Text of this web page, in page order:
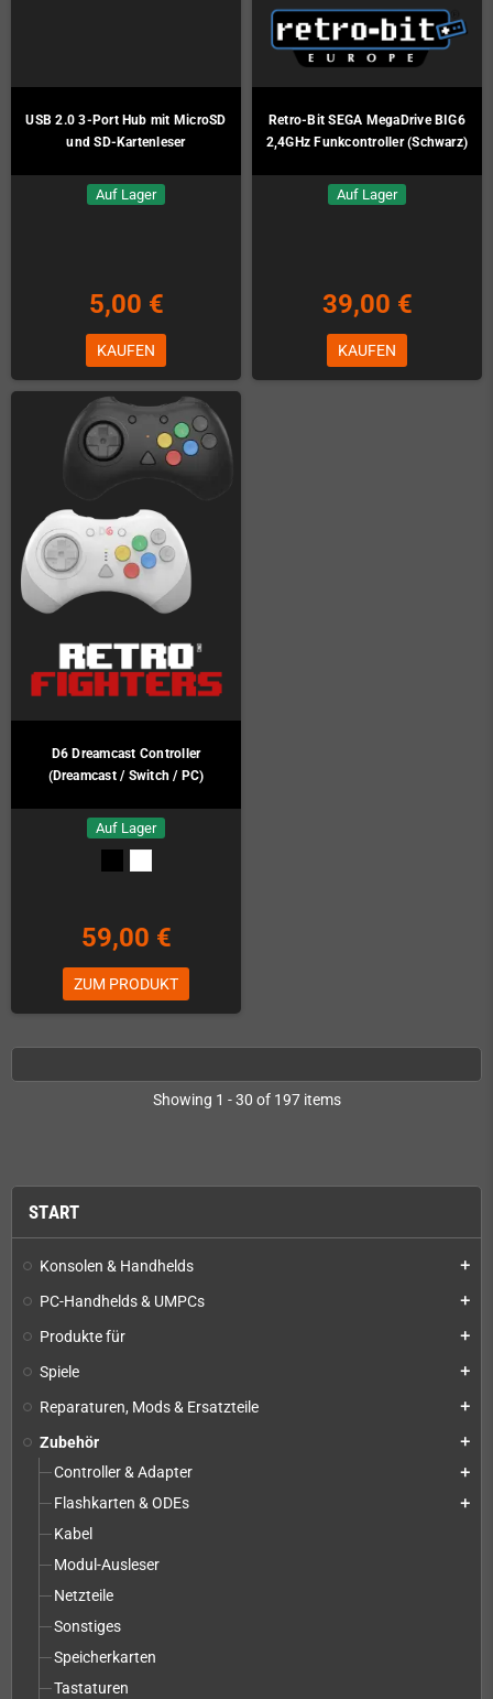
START
Konsolen & Handhelds add
PC-Handhelds & UMPCs add
Produkte für add
Spiele add
Reparaturen, Mods & Ersatzteile add
Zubehör add
Controller & Adapter add
Flashkarten & ODEs add
Kabel
Modul-Ausleser
Netzteile
Sonstiges
Speicherkarten
Tastaturen
USB 2.0 3-Port Hub mit MicroSD
und SD-Kartenleser
Auf Lager
5,00 €
KAUFEN
Retro-Bit SEGA MegaDrive BIG6
2,4GHz Funkcontroller (Schwarz)
Auf Lager
39,00 €
KAUFEN
D6 Dreamcast Controller
(Dreamcast / Switch / PC)
Auf Lager
59,00 €
ZUM PRODUKT
Showing 1 - 30 of 197 items